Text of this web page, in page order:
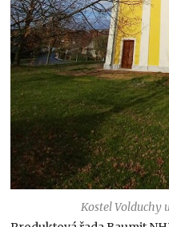
Kostel Volduchy